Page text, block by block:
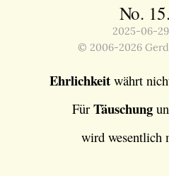
No.
2025-06-
© 2006-2026
Ehrlichkeitwährt
Für Täuschung
wird wesentlich